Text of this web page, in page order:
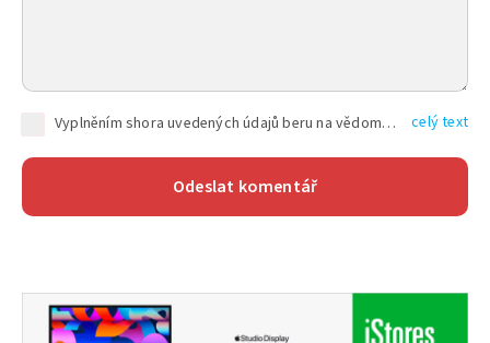
Vyplněním shora uvedených údajů beru na vědomí, že společnost TEXT FACTORY s.r.o., sídlem Brno, Durďákova 336/29, Černá Pole, PSČ: 613 00, IČ: 06157831, zapsané u Krajského soudu v Brně, oddíl C, vložka 100399, bude zpracovávat mé osobní údaje uvedené v rámci mnou vyplněného registračního formuláře na základě oprávněných zájmů TEXT FACTORY s.r.o. dle čl. 6 odst. 1 písm. f) GDPR a pro splnění právních povinností (čl. 6 odst. 1 písm. c) GDPR), a to pro tyto účely: nezbytnost zajistit oprávnění návštěvníka webových stránek provozovaných společností TEXT FACTORY s.r.o. přispívat aktivně ke zveřejněným článkům nebo v rámci diskusních fór a výkon práv TEXT FACTORY s.r.o. jako administrátora těchto diskusních fór. Více informací o zpracování osobních údajů a právech lze nalézt v celý text